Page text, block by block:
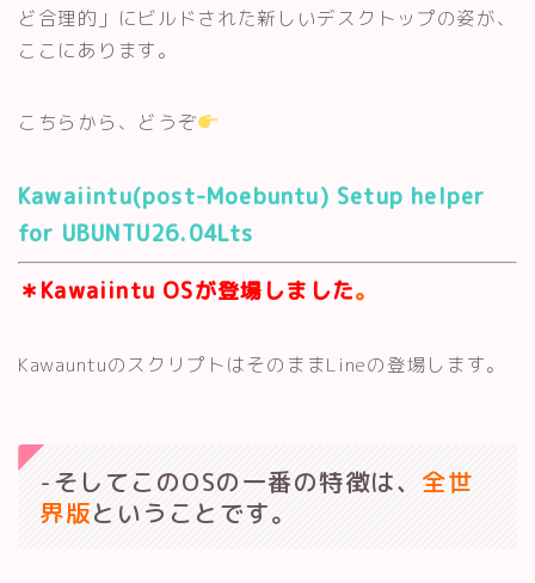
ど合理的」にビルドされた新しいデスクトップの姿が、
ここにあります。
こちらから、どうぞ
Kawaiintu(post-Moebuntu) Setup helper
for UBUNTU26.04Lts
＊Kawaiintu OSが登場しました。
KawauntuのスクリプトはそのままLineの登場します。
-そしてこのOSの一番の特徴は、 全世
界版ということです。